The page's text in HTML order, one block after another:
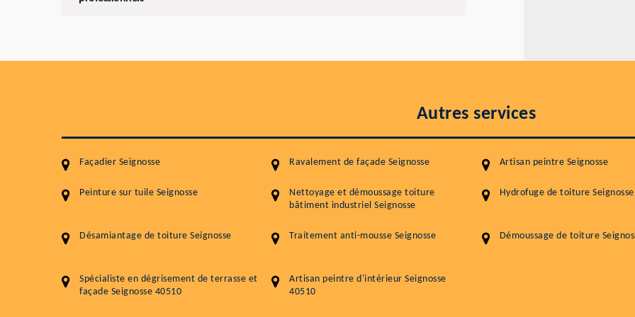
Autres services
Façadier Seignosse Ravalement de façade Seignosse Artisan peintre Seignosse
Peinture sur tuile Seignosse
Nettoyage et démoussage toiture
bâtiment industriel Seignosse
Hydrofuge de toiture Seignosse
Désamiantage de toiture Seignosse Traitement anti-mousse Seignosse Démoussage de toiture
Spécialiste en dégrisement de terrasse et
façade Seignosse 40510
Artisan peintre d'intérieur Seignosse
40510